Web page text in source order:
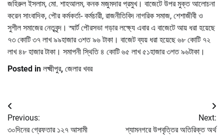
জহিরুল ইসলাম, মো. শাহআলম, কনক মজুমদার প্রমুখ। বাজেটে উপর মুক্ত আলোচনা
করেন সাংবাদিক, পৌর কর্মকর্তা- কর্মচারী, রাজনীতিবিদ নাগরিক সমাজ, শেশাজীবী ও
সুশীল সমাজের নেতৃবৃন্দ। স্মার্ট পৌরসভা গড়ার লক্ষ্যে এবার এ বাজেটে আয় ধরা হয়েছে
৭৩ কোটি ৩৭ লাখ ৯৯হাজার ৩শত ৯৬ টাকা। বাজেট ব্যয় ধরা হয়েছে ৬৮ কোটি ৭২
লাখ ৪৮ হাজার টাকা। সমাপনী স্থিতি ৪ কোটি ৬৫ লাখ ৫১হাজার ৩শত ৯৬টাকা।
Posted in লক্ষ্মীপুর, জেলার খবর
Post
navigation
Previous:
৩০দিনের গ্রেফতার ১২৭ আসামী
Next:
শ্যামনগরে উপবৃত্তির অতিরিক্ত অর্থ